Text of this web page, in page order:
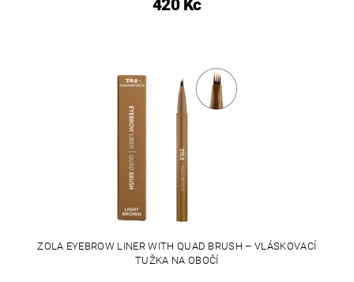
420 Kč
ZOLA EYEBROW LINER WITH QUAD BRUSH – VLÁSKOVACÍ
TUŽKA NA OBOČÍ